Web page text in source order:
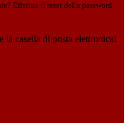
Effettua il reset della password
casella di posta elettronica!